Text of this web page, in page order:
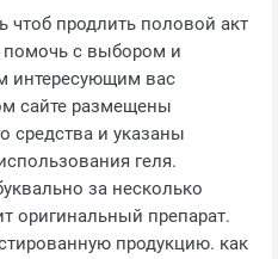
помочь с выбором и
интересующим вас
сайте размещены
средства и указаны
геля.
за несколько
оригинальный препарат.
продукцию. как